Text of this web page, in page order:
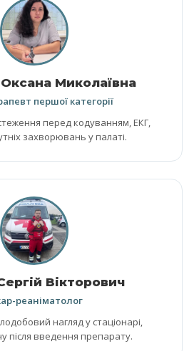
Миколаївна
першої категорії
перед кодуванням, ЕКГ,
захворювань у палаті.
Вікторович
реаніматолог
нагляд у стаціонарі,
після введення препарату.